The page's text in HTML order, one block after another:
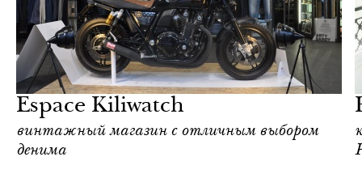
Espace Kiliwatch
винтажный магазин с отличным выбором
денима